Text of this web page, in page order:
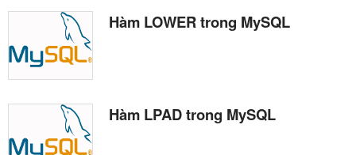
Hàm LOWER trong MySQL
Hàm LPAD trong MySQL